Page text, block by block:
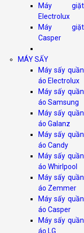
Máy giặt
Electrolux
Máy giặt
Casper
MÁY SẤY
Máy sấy quần
áo Electrolux
Máy sấy quần
áo Samsung
Máy sấy quần
áo Galanz
Máy sấy quần
áo Candy
Máy sấy quần
áo Whirlpool
Máy sấy quần
áo Zemmer
Máy sấy quần
áo Casper
Máy sấy quần
áo LG